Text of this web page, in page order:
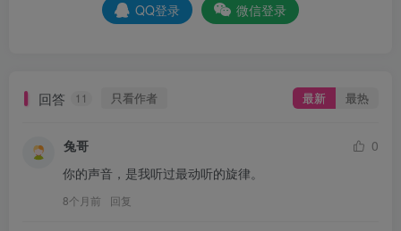
QQ登录 微信登录
回答 11 只看作者 最新 最热
兔哥
0
你的声音，是我听过最动听的旋律。
8个月前 回复